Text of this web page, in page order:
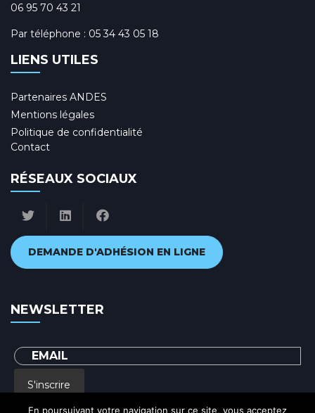
06 95 70 43 21
Par téléphone : 05 34 43 05 18
LIENS UTILES
Partenaires ANDES
Mentions légales
Politique de confidentialité
Contact
RÉSEAUX SOCIAUX
DEMANDE D'ADHÉSION EN LIGNE
NEWSLETTER
S'inscrire
En poursuivant votre navigation sur ce site, vous acceptez